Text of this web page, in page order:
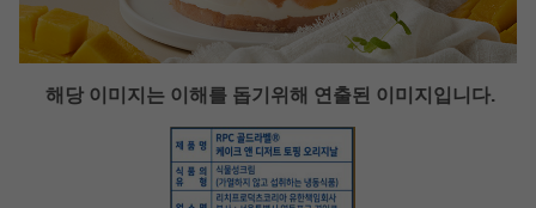
해당 이미지는 이해를 돕기위해 연출된 이미지입니다.